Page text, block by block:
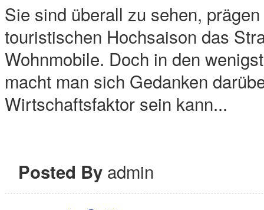
Sie sind überall zu sehen,
touristischen Hochsaison das
Wohnmobile. Doch in den
macht man sich Gedanken
Wirtschaftsfaktor sein kann...
Posted By admin